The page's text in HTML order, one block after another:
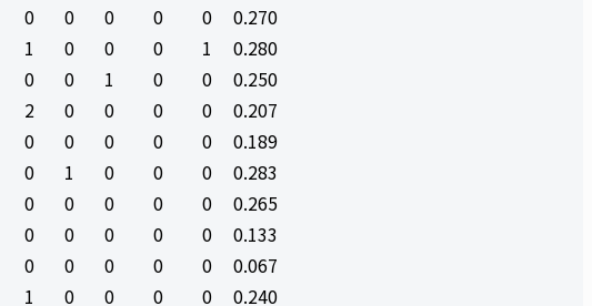
0 0 0 0 0
0.270
1 0 0 0 1
0.280
0 0 1 0 0
0.250
2 0 0 0 0
0.207
0 0 0 0 0
0.189
0 1 0 0 0
0.283
0 0 0 0 0
0.265
0 0 0 0 0
0.133
0 0 0 0 0
0.067
1 0 0 0 0
0.240